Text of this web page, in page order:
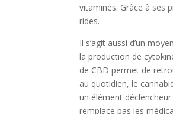
vitamines. Grâce à ses
rides.
Il s’agit aussi d’un
la production de
de CBD permet de
au quotidien, le
un élément
remplace pas les